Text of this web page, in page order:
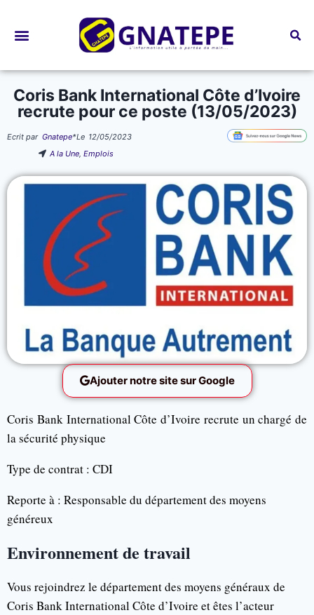
Coris Bank International Côte d’Ivoire
recrute pour ce poste (13/05/2023)
Ecrit par Gnatepe*Le 12/05/2023
A la Une,Emplois
Ajouter notre site sur Google
Coris Bank International Côte d’Ivoire recrute un chargé de
la sécurité physique
Type de contrat : CDI
Reporte à : Responsable du département des moyens
généreux
Environnement de travail
Vous rejoindrez le département des moyens généraux de
Coris Bank International Côte d’Ivoire et êtes l’acteur